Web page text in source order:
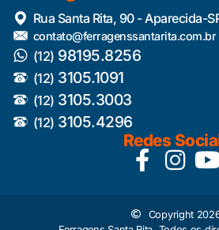
Rua Santa Rita, 90 - Aparecida-
contato@ferragenssantarita.com.br
(12) 98195.8256
(12) 3105.1091
(12) 3105.3003
(12) 3105.4296
Redes
Copyright